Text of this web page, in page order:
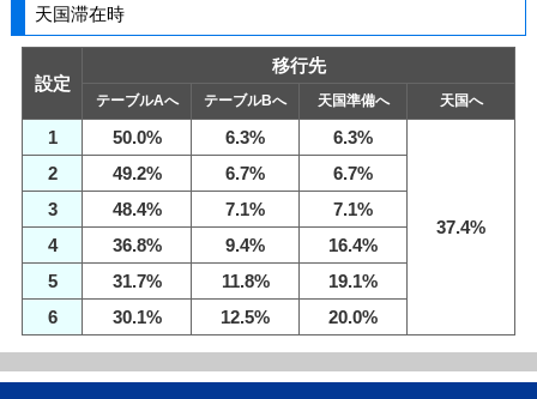
天国滞在時
設定
移行先
テーブルAへ テーブルBへ 天国準備へ 天国へ
1 50.0% 6.3% 6.3%
37.4%
2 49.2% 6.7%
6.7%
3
48.4% 7.1%
7.1%
4
36.8% 9.4%
16.4%
5
31.7% 11.8%
19.1%
6
30.1% 12.5% 20.0%